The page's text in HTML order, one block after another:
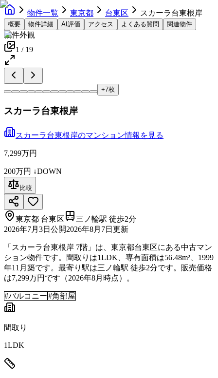
物件一覧 東京都 台東区 スカーラ台東根岸
概要 物件詳細 AI評価 アクセス よくある質問 関連物件
物件外観
1 / 19
+7枚
スカーラ台東根岸
スカーラ台東根岸のマンション情報を見る
7,299万円
200万円 ↓DOWN
比較
東京都 台東区
三ノ輪駅 徒歩2分
2026年7月3日 公開2026年8月7日 更新
「スカーラ台東根岸 7階」は、東京都台東区にある中古マン
ション物件です。間取りは1LDK、専有面積は56.48m²、1999
年11月築です。最寄り駅は三ノ輪駅 徒歩2分です。販売価格
は7,299万円です（2026年8月時点）。
#バルコニー#角部屋
間取り
1LDK